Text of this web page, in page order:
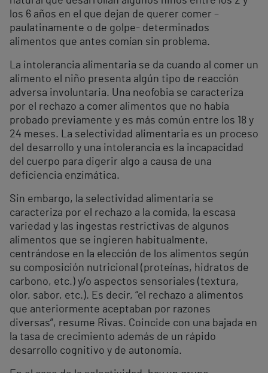
los 6 años en el que dejan de querer comer –
paulatinamente o de golpe- determinados
alimentos que antes comían sin problema.
La intolerancia alimentaria se da cuando al comer un
alimento el niño presenta algún tipo de reacción
adversa involuntaria. Una neofobia se caracteriza
por el rechazo a comer alimentos que no había
probado previamente y es más común entre los 18 y
24 meses. La selectividad alimentaria es un proceso
del desarrollo y una intolerancia es la incapacidad
del cuerpo para digerir algo a causa de una
deficiencia enzimática.
Sin embargo, la selectividad alimentaria se
caracteriza por el rechazo a la comida, la escasa
variedad y las ingestas restrictivas de algunos
alimentos que se ingieren habitualmente,
centrándose en la elección de los alimentos según
su composición nutricional (proteínas, hidratos de
carbono, etc.) y/o aspectos sensoriales (textura,
olor, sabor, etc.). Es decir, “el rechazo a alimentos
que anteriormente aceptaban por razones
diversas”, resume Rivas. Coincide con una bajada en
la tasa de crecimiento además de un rápido
desarrollo cognitivo y de autonomía.